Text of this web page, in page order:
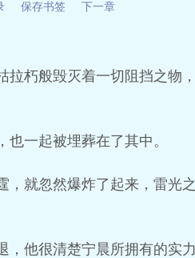
保存书签 下一章
朽般毁灭着一切阻挡之物
一起被埋葬在了其中。
就忽然爆炸了起来，雷光
他很清楚宁晨所拥有的实